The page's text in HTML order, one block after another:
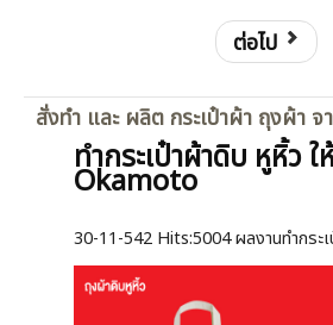
ต่อไป
สั่งทำ และ ผลิต กระเป๋าผ้า ถุงผ้า จ
ทำกระเป๋าผ้าดิบ หูหิ้ว
Okamoto
30-11-542 Hits:5004 ผลงานทำกระเ